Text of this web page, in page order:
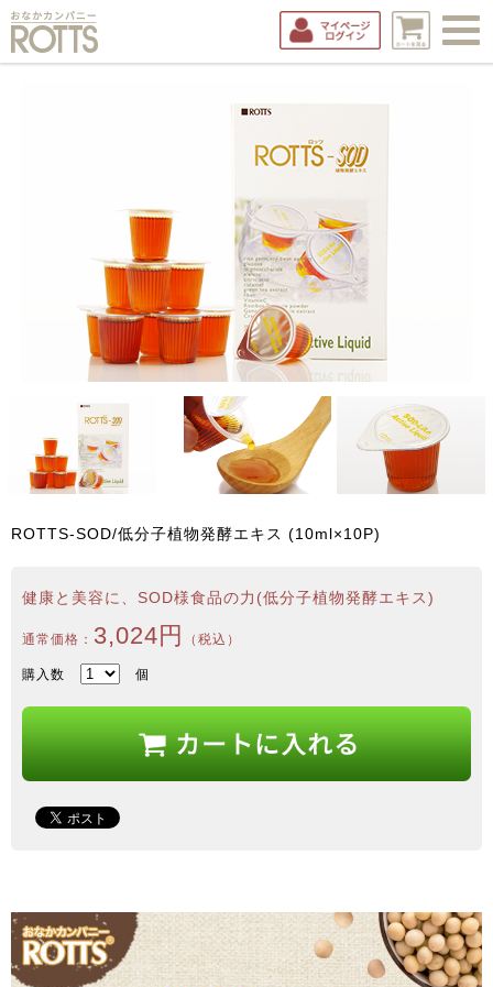
ROTTS-SOD/低分子植物発酵エキス (10ml×10P)
健康と美容に、SOD様食品の力(低分子植物発酵エキス)
通常価格： 3,024円 （税込）
購入数 個